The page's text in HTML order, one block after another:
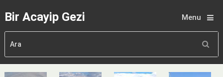
Bir Acayip Gezi Menu